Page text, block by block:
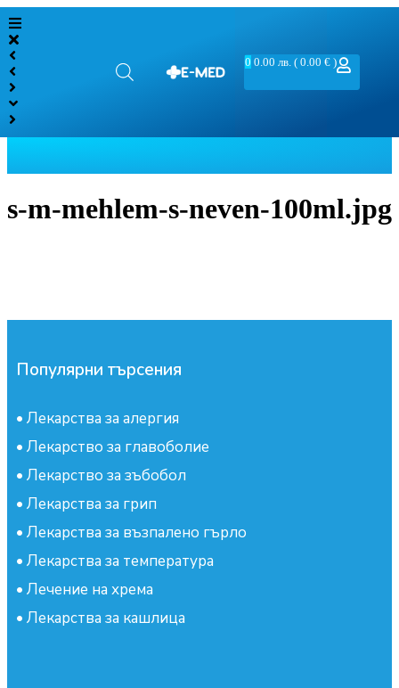
0 0.00лв. ( 0.00 € )
s-m-mehlem-s-neven-100ml.jpg
Популярни търсения
• Лекарства за алергия
• Лекарство за главоболие
• Лекарство за зъбобол
• Лекарства за грип
• Лекарства за възпалено гърло
• Лекарства за температура
• Лечение на хрема
• Лекарства за кашлица